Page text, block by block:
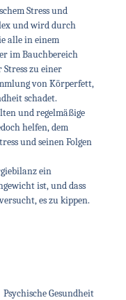
Stress und
und wird durch
alle in einem
im Bauchbereich
zu einer
von Körperfett,
schadet.
und regelmäßige
helfen, dem
und seinen Folgen
ein
ist, und dass
es zu kippen.
Psychische Gesundheit